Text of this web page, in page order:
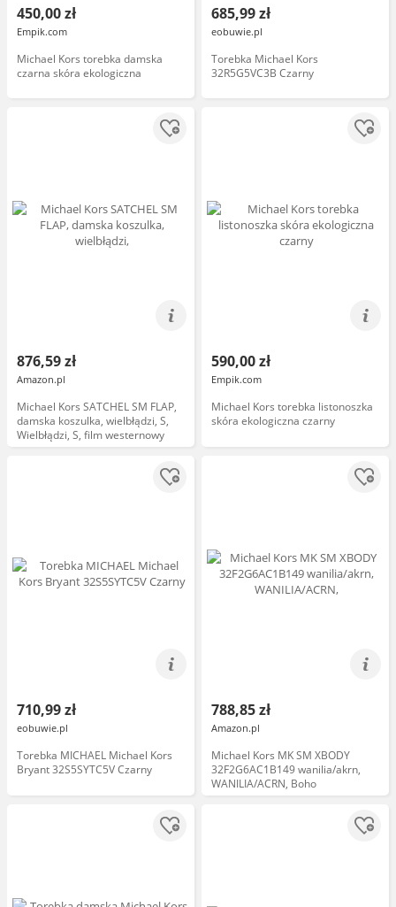
450,00 zł
Empik.com
Michael Kors torebka damska
czarna skóra ekologiczna
685,99 zł
eobuwie.pl
Torebka Michael Kors
32R5G5VC3B Czarny
876,59 zł
Amazon.pl
Michael Kors SATCHEL SM FLAP,
damska koszulka, wielbłądzi, S,
Wielbłądzi, S, film westernowy
590,00 zł
Empik.com
Michael Kors torebka listonoszka
skóra ekologiczna czarny
710,99 zł
eobuwie.pl
Torebka MICHAEL Michael Kors
Bryant 32S5SYTC5V Czarny
788,85 zł
Amazon.pl
Michael Kors MK SM XBODY
32F2G6AC1B149 wanilia/akrn,
WANILIA/ACRN, Boho